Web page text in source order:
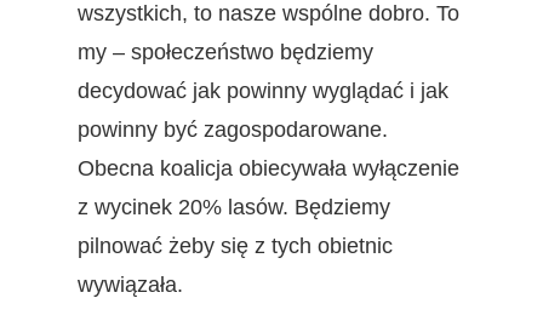
wszystkich, to nasze wspólne dobro. To
my – społeczeństwo będziemy
decydować jak powinny wyglądać i jak
powinny być zagospodarowane.
Obecna koalicja obiecywała wyłączenie
z wycinek 20% lasów. Będziemy
pilnować żeby się z tych obietnic
wywiązała.